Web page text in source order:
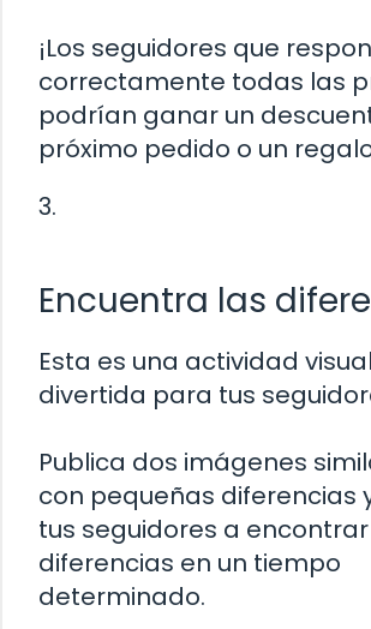
¡Los seguidores que
correctamente todas las
podrían ganar un
próximo pedido o un
3.
Encuentra las
Esta es una actividad
divertida para tus
Publica dos imágenes
con pequeñas diferencias
tus seguidores a
diferencias en un tiempo
determinado.